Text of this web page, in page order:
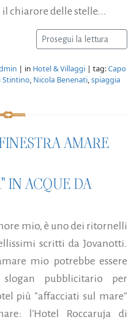
chiarore delle stelle...
Prosegui la lettura
| in Hotel & Villaggi | tag:Capo
Stintino, Nicola Benenati,spiaggia
AMARE
IN ACQUE DA
mio, è uno dei ritornelli
scritti da Jovanotti.
mio potrebbe essere
pubblicitario per
più "affacciati sul mare"
l'Hotel Roccaruja di